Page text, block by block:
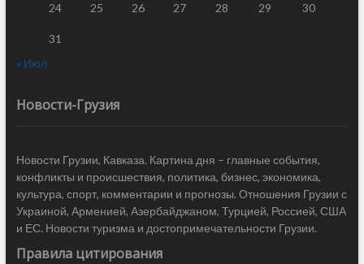
24 25 26 27 28 29 30
31
« Июл
Новости-Грузия
Новости Грузии, Кавказа. Картина дня – главные события,
конфликты и происшествия, политика, бизнес, экономика,
культура, спорт, комментарии и прогнозы. Отношения Грузии с
Украиной, Арменией, Азербайджаном, Турцией, Россией, США
и ЕС. Новости туризма и достопримечательности Грузии.
Правила цитирования